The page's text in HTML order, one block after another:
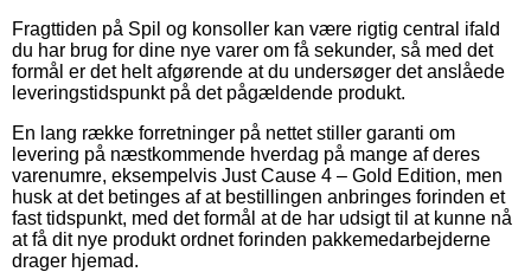
Fragttiden på Spil og konsoller kan være rigtig central ifald
du har brug for dine nye varer om få sekunder, så med det
formål er det helt afgørende at du undersøger det anslåede
leveringstidspunkt på det pågældende produkt.
En lang række forretninger på nettet stiller garanti om
levering på næstkommende hverdag på mange af deres
varenumre, eksempelvis Just Cause 4 – Gold Edition, men
husk at det betinges af at bestillingen anbringes forinden et
fast tidspunkt, med det formål at de har udsigt til at kunne nå
at få dit nye produkt ordnet forinden pakkemedarbejderne
drager hjemad.